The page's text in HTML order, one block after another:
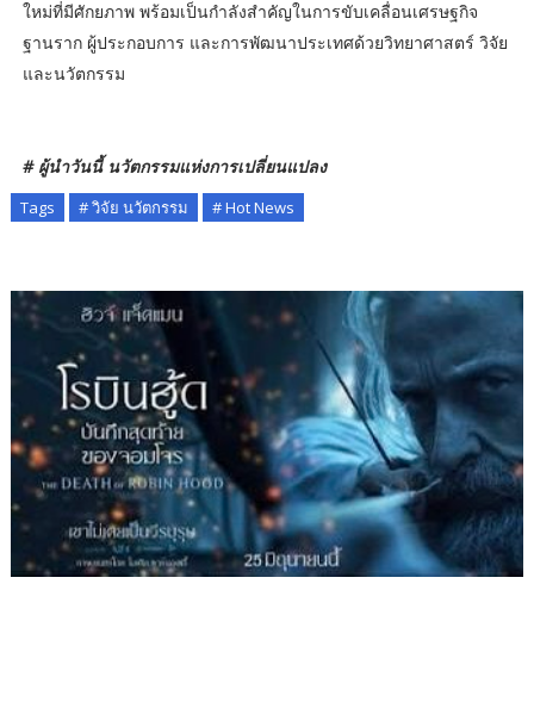
ใหม่ที่มีศักยภาพ พร้อมเป็นกำลังสำคัญในการขับเคลื่อนเศรษฐกิจ
ฐานราก ผู้ประกอบการ และการพัฒนาประเทศด้วยวิทยาศาสตร์ วิจัย
และนวัตกรรม
# ผู้นำวันนี้ นวัตกรรมแห่งการเปลี่ยนแปลง
Tags # วิจัย นวัตกรรม # Hot News